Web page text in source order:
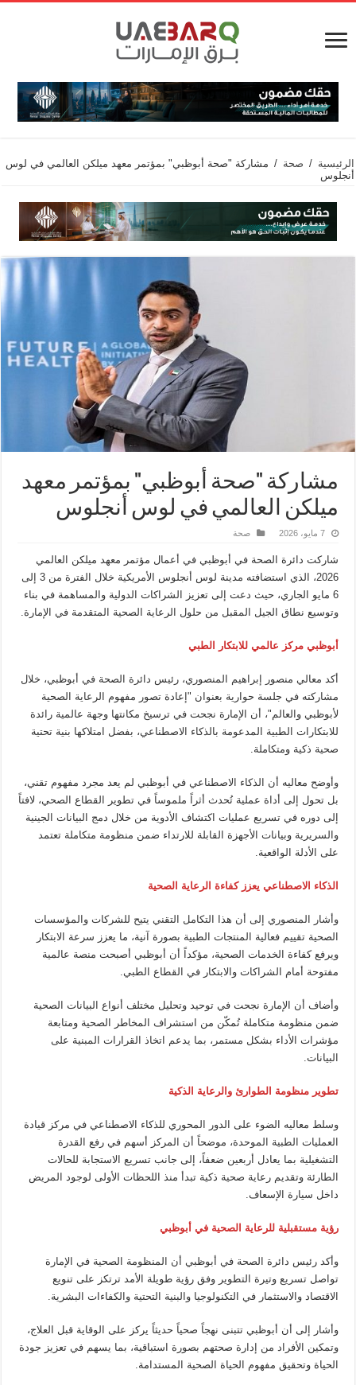
الرئيسية / صحة / مشاركة "صحة أبوظبي" بمؤتمر معهد ميلكن العالمي في لوس
أنجلوس
مشاركة "صحة أبوظبي" بمؤتمر معهد
ميلكن العالمي في لوس أنجلوس
7 مايو، 2026 صحة
شاركت دائرة الصحة في أبوظبي في أعمال مؤتمر معهد ميلكن العالمي
2026، الذي استضافته مدينة لوس أنجلوس الأمريكية خلال الفترة من 3 إلى
6 مايو الجاري، حيث دعت إلى تعزيز الشراكات الدولية والمساهمة في بناء
وتوسيع نطاق الجيل المقبل من حلول الرعاية الصحية المتقدمة في الإمارة.
أبوظبي مركز عالمي للابتكار الطبي
أكد معالي منصور إبراهيم المنصوري، رئيس دائرة الصحة في أبوظبي، خلال
مشاركته في جلسة حوارية بعنوان "إعادة تصور مفهوم الرعاية الصحية
لأبوظبي والعالم"، أن الإمارة نجحت في ترسيخ مكانتها وجهة عالمية رائدة
للابتكارات الطبية المدعومة بالذكاء الاصطناعي، بفضل امتلاكها بنية تحتية
صحية ذكية ومتكاملة.
وأوضح معاليه أن الذكاء الاصطناعي في أبوظبي لم يعد مجرد مفهوم تقني،
بل تحول إلى أداة عملية تُحدث أثراً ملموساً في تطوير القطاع الصحي، لافتاً
إلى دوره في تسريع عمليات اكتشاف الأدوية من خلال دمج البيانات الجينية
والسريرية وبيانات الأجهزة القابلة للارتداء ضمن منظومة متكاملة تعتمد
على الأدلة الواقعية.
الذكاء الاصطناعي يعزز كفاءة الرعاية الصحية
وأشار المنصوري إلى أن هذا التكامل التقني يتيح للشركات والمؤسسات
الصحية تقييم فعالية المنتجات الطبية بصورة آنية، ما يعزز سرعة الابتكار
ويرفع كفاءة الخدمات الصحية، مؤكداً أن أبوظبي أصبحت منصة عالمية
مفتوحة أمام الشراكات والابتكار في القطاع الطبي.
وأضاف أن الإمارة نجحت في توحيد وتحليل مختلف أنواع البيانات الصحية
ضمن منظومة متكاملة تُمكّن من استشراف المخاطر الصحية ومتابعة
مؤشرات الأداء بشكل مستمر، بما يدعم اتخاذ القرارات المبنية على
البيانات.
تطوير منظومة الطوارئ والرعاية الذكية
وسلط معاليه الضوء على الدور المحوري للذكاء الاصطناعي في مركز قيادة
العمليات الطبية الموحدة، موضحاً أن المركز أسهم في رفع القدرة
التشغيلية بما يعادل أربعين ضعفاً، إلى جانب تسريع الاستجابة للحالات
الطارئة وتقديم رعاية صحية ذكية تبدأ منذ اللحظات الأولى لوجود المريض
داخل سيارة الإسعاف.
رؤية مستقبلية للرعاية الصحية في أبوظبي
وأكد رئيس دائرة الصحة في أبوظبي أن المنظومة الصحية في الإمارة
تواصل تسريع وتيرة التطوير وفق رؤية طويلة الأمد ترتكز على تنويع
الاقتصاد والاستثمار في التكنولوجيا والبنية التحتية والكفاءات البشرية.
وأشار إلى أن أبوظبي تتبنى نهجاً صحياً حديثاً يركز على الوقاية قبل العلاج،
وتمكين الأفراد من إدارة صحتهم بصورة استباقية، بما يسهم في تعزيز جودة
الحياة وتحقيق مفهوم الحياة الصحية المستدامة.